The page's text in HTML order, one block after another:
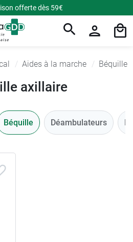
offerte dès 59€
Aides à la marche Béquille
axillaire
Béquille Déambulateurs